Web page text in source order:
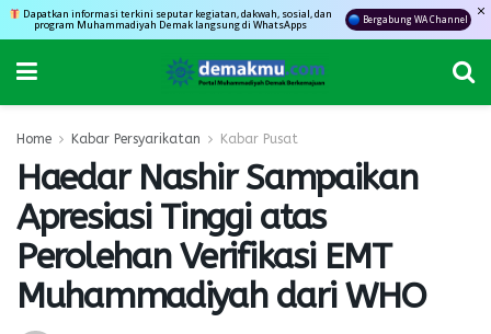
Dapatkan informasi terkini seputar kegiatan, dakwah, sosial, dan
program Muhammadiyah Demak langsung di WhatsApps Bergabung WA Channel
Home Kabar Persyarikatan Kabar Pusat
Haedar Nashir Sampaikan
Apresiasi Tinggi atas
Perolehan Verifikasi EMT
Muhammadiyah dari WHO